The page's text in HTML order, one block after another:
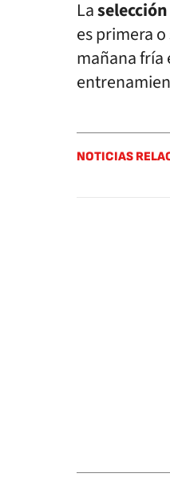
La
es primera
mañana fría
NOTICIAS